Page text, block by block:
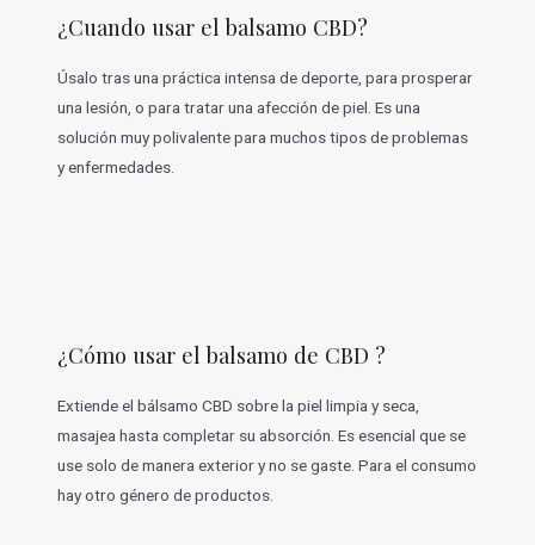
¿Cuando usar el balsamo CBD?
Úsalo tras una práctica intensa de deporte, para prosperar
una lesión, o para tratar una afección de piel. Es una
solución muy polivalente para muchos tipos de problemas
y enfermedades.
¿Cómo usar el balsamo de CBD ?
Extiende el bálsamo CBD sobre la piel limpia y seca,
masajea hasta completar su absorción. Es esencial que se
use solo de manera exterior y no se gaste. Para el consumo
hay otro género de productos.